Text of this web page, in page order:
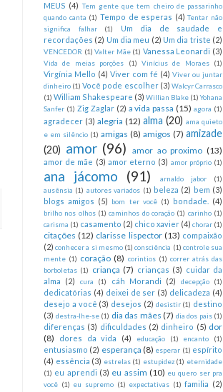
MEUS (4) Tem gente que tem cheiro de passarinho
quando canta (1) Tempo de esperas (4) Tentar não
significa falhar
(1)
Um dia de saudade e
recordações (2) Um dia meu (2) Um dia triste (2)
VENCEDOR (1) Valter Mãe (1) Vanessa Leonardi (3)
Vida de meias porções (1) Vinícius de Moraes (1)
Virgínia Mello (4) Viver com fé (4) Viver ou juntar
dinheiro (1) Você pode escolher (3) Walcyr Carrasco
(1) William Shakespeare (3) Willian Blake (1) Yohana
Sanfer (1) Zig Zaglar (2) a vida passa (15) agora (1)
agradecer (3) alegria (12) alma (20) ama quieto
e em silêncio (1) amigas (8) amigos (7) amizade
(20) amor (96) amor ao proximo (13)
amor de mãe (3) amor eterno (3) amor próprio (1)
ana jácomo (91) arnaldo jabor
(1)
ausênsia (1) autores variados (1) beleza (2) bem (3)
blogs amigos (5) bom ter você (1) bondade. (4)
brilho nos olhos (1) caminhos do coração (1) carinho (1)
carisma (1) casamento (2) chico xavier (4) chorar (1)
citações (12) clarisse lispector (13) compaixão
(2) conhecer a si mesmo (1) consciência (1) controle sua
mente (1) coração (8) corintios (1) correr atrás das
borboletas (1) criança (7) crianças (3) cuidar da
alma
(2) cura (1) cáh Morandi (2) decepção (1)
dedicatórias (4) deixei de ser (3) delicadeza (4)
desejo a você (3) desejos (2) desistir (1) destino
(3) destra-lhe-se (1) dia das mães (7) dia dos pais (1)
diferenças (3) dificuldades (2) dinheiro (5) dor
(8)
dores da vida (4) educação (1) encanto (1)
entusiasmo (2) esperança (8) esperar (1) espírito
(4) essência (3) estrelas (1) estupidez (1) eternidade
(1) eu aprendi (3) eu assim (10) eu quero ser pra
você (1) eu supremo (1) expectativas (1) familia (2)